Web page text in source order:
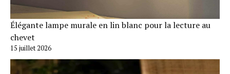
Élégante lampe murale en lin blanc pour la lecture au
chevet
15 juillet 2026